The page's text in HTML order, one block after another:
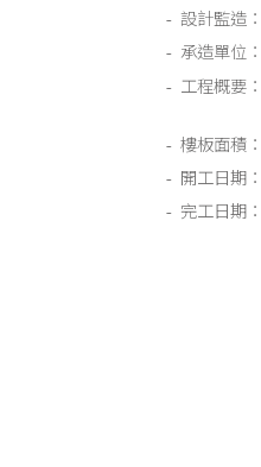
設計監造：
承造單位：
工程概要：
樓板面積：
開工日期：
完工日期：